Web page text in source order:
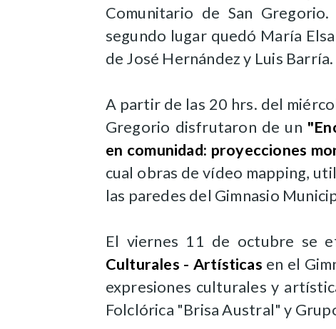
Comunitario de San
segundo lugar quedó María
de José Hernández y Luis Barría.
A partir de las 20 hrs. del
Gregorio disfrutaron de un
en comunidad: proyecciones
cual obras de vídeo mapping,
las paredes del Gimnasio
El viernes 11 de octubre se
Culturales - Artísticas en el
expresiones culturales y
Folclórica "Brisa Austral" y